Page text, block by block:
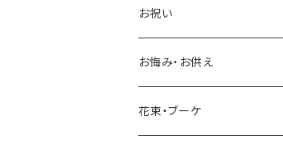
黄色・オレンジ
白・緑
カラフル
3,001円～5,000円
5,001円～10,000円
10,000円～
バレンタイン
ホワイトデー
母の日
お祝い
誕生日
ご入学・ご卒業
お悔み・お供え
花束・ブーケ